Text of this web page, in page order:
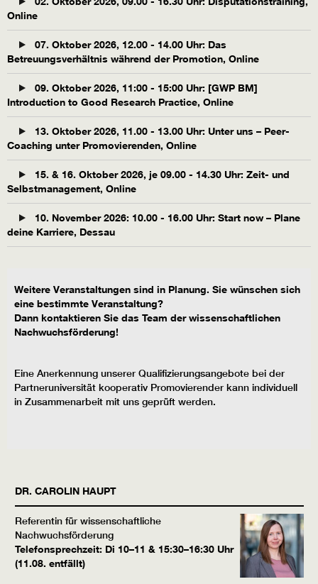
Online
07. Oktober 2026, 12.00 - 14.00 Uhr: Das
Betreuungsverhältnis während der Promotion, Online
09. Oktober 2026, 11:00 - 15:00 Uhr: [GWP BM]
Introduction to Good Research Practice, Online
13. Oktober 2026, 11.00 - 13.00 Uhr: Unter uns – Peer-
Coaching unter Promovierenden, Online
15. & 16. Oktober 2026, je 09.00 - 14.30 Uhr: Zeit- und
Selbstmanagement, Online
10. November 2026: 10.00 - 16.00 Uhr: Start now – Plane
deine Karriere, Dessau
Weitere Veranstaltungen sind in Planung. Sie wünschen sich
eine bestimmte Veranstaltung?
Dann kontaktieren Sie das Team der wissenschaftlichen
Nachwuchsförderung!
Eine Anerkennung unserer Qualifizierungsangebote bei der
Partneruniversität kooperativ Promovierender kann individuell
in Zusammenarbeit mit uns geprüft werden.
DR. CAROLIN HAUPT
Referentin für wissenschaftliche
Nachwuchsförderung
Telefonsprechzeit: Di 10–11 & 15:30–16:30 Uhr
(11.08. entfällt)